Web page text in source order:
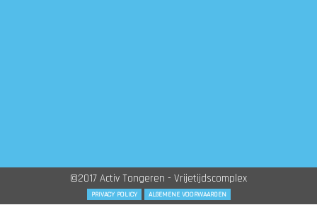
©2017 Activ Tongeren - Vrijetijdscomplex
PRIVACY POLICY ALGEMENE VOORWAARDEN